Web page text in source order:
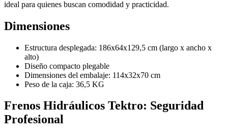
ideal para quienes buscan comodidad y practicidad.
Dimensiones
Estructura desplegada: 186x64x129,5 cm (largo x ancho x
alto)
Diseño compacto plegable
Dimensiones del embalaje: 114x32x70 cm
Peso de la caja: 36,5 KG
Frenos Hidráulicos Tektro: Seguridad
Profesional